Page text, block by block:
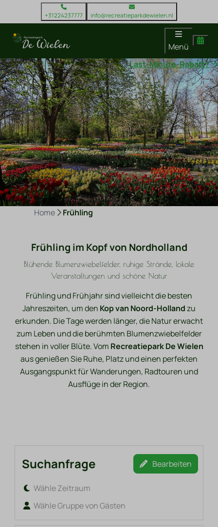
+31224237777 info@recreatieparkdewielen.nl
Menü
Frühling
Last-Minute-Rabatt?
Home Frühling
Frühling im Kopf von Nordholland
Blühende Blumenzwiebelfelder, ruhige Strände, lokale
Veranstaltungen und schöne Natur
Frühling und Frühjahr sind vielleicht die besten
Jahreszeiten, um den Kop van Noord-Hollandzu
erkunden. Die Tage werden länger, die Natur erwacht
zum Leben und die berühmten Blumenzwiebelfelder
stehen in voller Blüte. Vom Recreatiepark De Wielen
aus genießen Sie Ruhe, Platz und einen perfekten
Ausgangspunkt für Wanderungen, Radtouren und
Ausflüge in der Region.
Suchanfrage Bearbeiten
Wähle Zeitraum
Wähle Gruppe von Gästen